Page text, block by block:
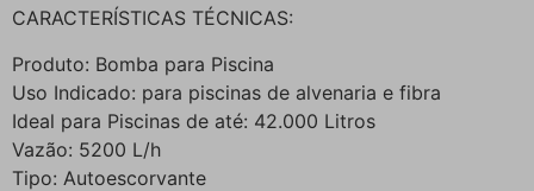
CARACTERÍSTICAS TÉCNICAS:
Produto: Bomba para Piscina
Uso Indicado: para piscinas de alvenaria e fibra
Ideal para Piscinas de até: 42.000 Litros
Vazão: 5200 L/h
Tipo: Autoescorvante